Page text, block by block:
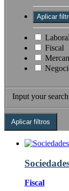
Laboral
Fiscal
Input your
Fiscal